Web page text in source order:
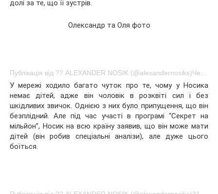
долі за те, що її зустрів.
Олександр та Оля фото
У мережі ходило багато чуток про те, чому у Носика
немає дітей, адже він чоловік в розквіті сил і без
шкідливих звичок. Однією з них було припущення, що він
безплідний. Але під час участі в програмі “Секрет на
мільйон”, Носик на всю країну заявив, що він може мати
дітей (він робив спеціальні аналізи), але дуже цього
боїться.